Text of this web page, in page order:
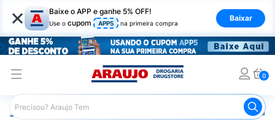
× Baixe o APP e ganhe 5% OFF!
Use o cupom APP5 na primeira compra
Baixar
0
Araujo Nutrição Saudável Barra de Frutas